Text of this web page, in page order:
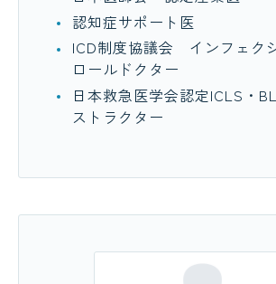
認知症サポート医
ICD制度協議会 インフェク
ロールドクター
日本救急医学会認定ICLS・
ストラクター